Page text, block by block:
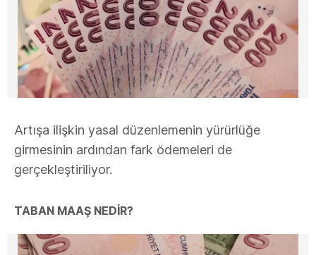
Artışa ilişkin yasal düzenlemenin yürürlüğe
girmesinin ardından fark ödemeleri de
gerçekleştiriliyor.
TABAN MAAŞ NEDİR?